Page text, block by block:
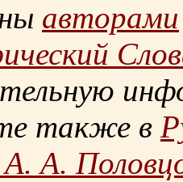
авторами
также в
А. А.